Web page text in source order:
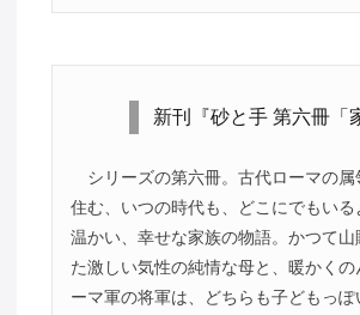
新刊『砂と手 第六冊「
シリーズの第六冊。古代ローマの属
住む、いつの時代も、どこにでもいる
温かい、幸せな家族の物語。かつて山
た激しい気性の純情な母と、暖かくの
ーマ軍の将軍は、どちらも子どもっぽ